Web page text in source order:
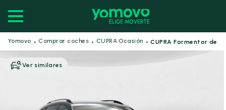
Yomovo · Comprar coches · CUPRA Ocasión · CUPRA Formentor de
Ver similares